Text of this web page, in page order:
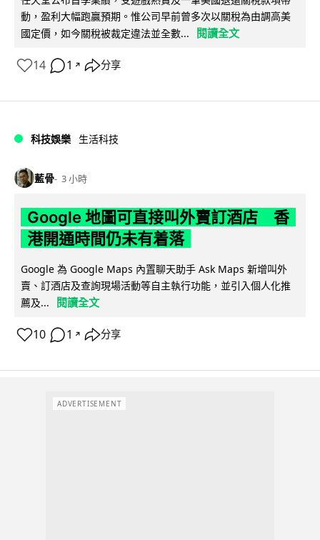
動，盈利大幅跑贏預期。惟公司早前曾多次以關稅為由調高美
國定價，如今關稅被裁定違法並全數...
閱讀全文
14 1 ↗ 分享
科技娛樂 生活科技
藍骨 3 小時
Google 地圖可直接叫外賣訂酒店 香
港開通時間仍未有着落
Google 為 Google Maps 內置聊天助手 Ask Maps 新增叫外
賣、訂酒店及查詢現場活動等自主執行功能，並引入個人化推
薦及...
閱讀全文
10 1 ↗ 分享
ADVERTISEMENT